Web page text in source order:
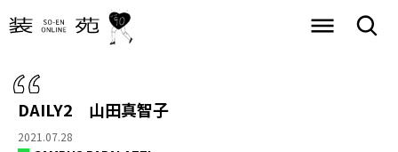
DAILY2 山田真智子
2021.07.28